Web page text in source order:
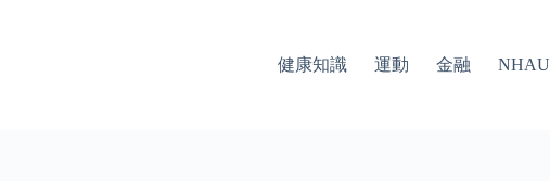
健康知識 運動 金融 NHAU